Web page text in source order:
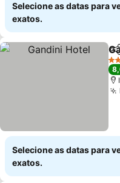
Selecione as datas para
exatos.
3
Selecione as datas para
exatos.